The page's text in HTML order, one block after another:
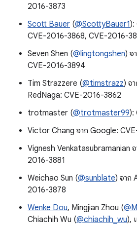
2016-3873
Scott Bauer (@ScottyBauer1):
CVE-2016-3868, CVE-2016-
Seven Shen (@lingtongshen) จ
CVE-2016-3894
Tim Strazzere (@timstrazz) จ
RedNaga: CVE-2016-3862
trotmaster (@trotmaster99):
Victor Chang จาก Google:
Vignesh Venkatasubramanian
2016-3881
Weichao Sun (@sunblate) จาก
2016-3878
Wenke Dou, Mingjian Zhou (
Chiachih Wu (@chiachih_wu),